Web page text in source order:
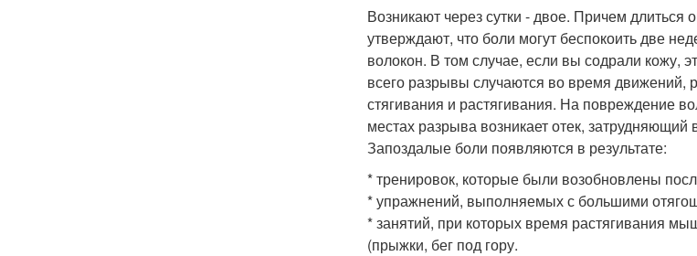
Возникают через сутки - двое. Причем длиться
утверждают, что боли могут беспокоить две
волокон. В том случае, если вы содрали кожу,
всего разрывы случаются во время
стягивания и растягивания. На повреждение
местах разрыва возникает отек, затрудняющий
Запоздалые боли появляются в результате:
* тренировок, которые были возобновлены
* упражнений, выполняемых с большими
* занятий, при которых время растягивания
(прыжки, бег под гору.